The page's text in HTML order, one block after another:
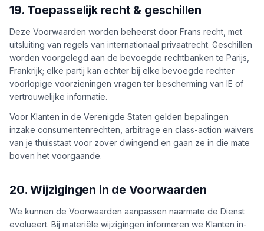
19. Toepasselijk recht & geschillen
Deze Voorwaarden worden beheerst door Frans recht, met
uitsluiting van regels van internationaal privaatrecht. Geschillen
worden voorgelegd aan de bevoegde rechtbanken te Parijs,
Frankrijk; elke partij kan echter bij elke bevoegde rechter
voorlopige voorzieningen vragen ter bescherming van IE of
vertrouwelijke informatie.
Voor Klanten in de Verenigde Staten gelden bepalingen
inzake consumentenrechten, arbitrage en class-action waivers
van je thuisstaat voor zover dwingend en gaan ze in die mate
boven het voorgaande.
20. Wijzigingen in de Voorwaarden
We kunnen de Voorwaarden aanpassen naarmate de Dienst
evolueert. Bij materiële wijzigingen informeren we Klanten in-